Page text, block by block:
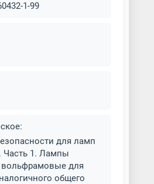
1-99
для ламп
Часть 1. Лампы
вольфрамовые для
общего